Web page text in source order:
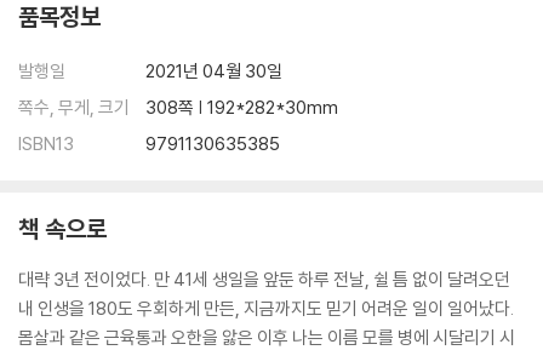
품목정보
발행일
2021년 04월 30일
쪽수, 무게, 크기
308쪽 | 192*282*30mm
ISBN13
9791130635385
책 속으로
대략 3년 전이었다. 만 41세 생일을 앞둔 하루 전날, 쉴 틈 없이 달려오던
내 인생을 180도 우회하게 만든, 지금까지도 믿기 어려운 일이 일어났다.
몸살과 같은 근육통과 오한을 앓은 이후 나는 이름 모를 병에 시달리기 시